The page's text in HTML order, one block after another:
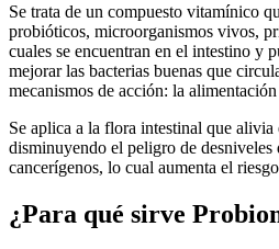
Se trata de un compuesto vitamínico
probióticos, microorganismos vivos,
cuales se encuentran en el intestino y
mejorar las bacterias buenas que
mecanismos de acción: la
Se aplica a la flora intestinal que alivia
disminuyendo el peligro de desniveles
cancerígenos, lo cual aumenta el
¿Para qué sirve